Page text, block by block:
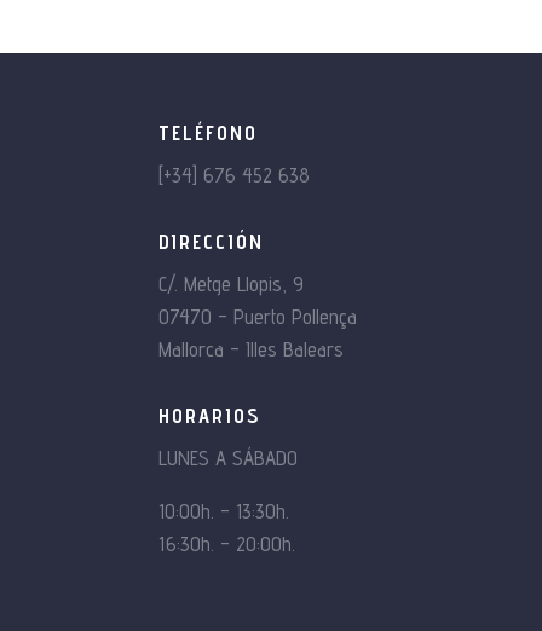
TELÉFONO
[+34] 676 452 638
DIRECCIÓN
C/. Metge Llopis, 9
07470 – Puerto Pollença
Mallorca – Illes Balears
HORARIOS
LUNES A SÁBADO
10:00h. – 13:30h.
16:30h. – 20:00h.